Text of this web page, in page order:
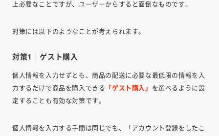
上必要なことですが、ユーザーからすると面倒なものです。
対策には以下のようなことが考えられます。
対策1｜ゲスト購入
個人情報を入力せずとも、商品の配送に必要な最低限の情報を入
力するだけで商品を購入できる
「ゲスト購入」 を選べるように設
定することも有効な対策です。
個人情報を入力する手間は同じでも、「アカウント登録をしたこ